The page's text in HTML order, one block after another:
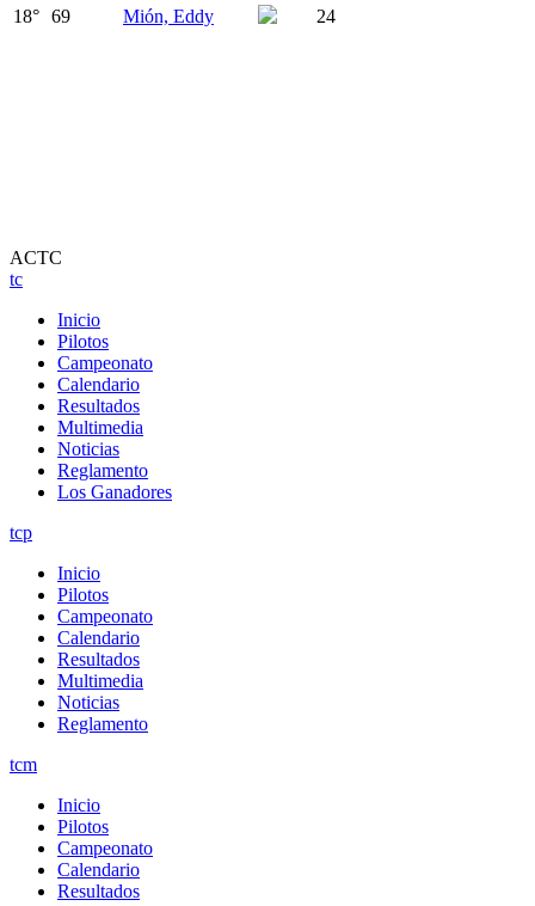
18° 69 Mión, Eddy 24
ACTC
tc
Inicio
Pilotos
Campeonato
Calendario
Resultados
Multimedia
Noticias
Reglamento
Los Ganadores
tcp
Inicio
Pilotos
Campeonato
Calendario
Resultados
Multimedia
Noticias
Reglamento
tcm
Inicio
Pilotos
Campeonato
Calendario
Resultados